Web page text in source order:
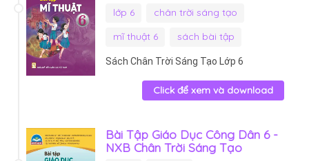
lớp 6
chân trời sáng tạo
mĩ thuật 6
sách bài tập
Sách Chân Trời Sáng Tạo Lớp 6
Click để xem và download
Bài Tập Giáo Dục Công Dân 6 -
NXB Chân Trời Sáng Tạo